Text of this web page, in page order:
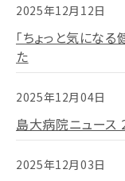
2025年12月12日
「ちょっと気にな
た
2025年12月04日
島大病院ニュー
2025年12月03日